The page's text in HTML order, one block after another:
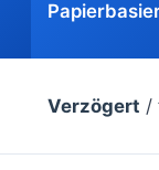
Verzögert /